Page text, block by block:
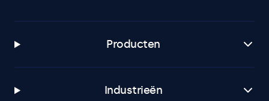
Producten
Industrieën